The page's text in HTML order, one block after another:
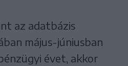
az adatbázis
május-júniusban
évet, akkor